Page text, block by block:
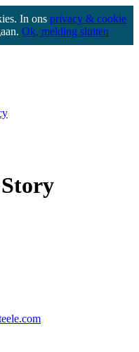
In ons privacy & cookie
Ok, melding sluiten